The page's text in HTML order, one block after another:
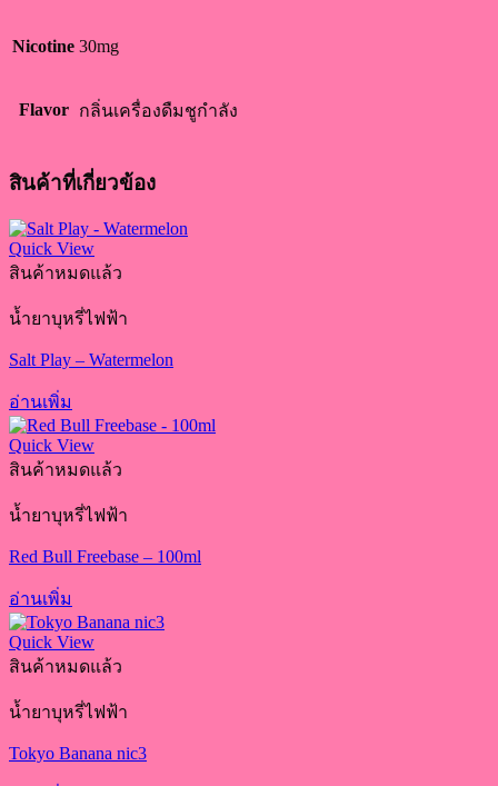
Nicotine 30mg
Flavor กลิ่นเครื่องดืมชูกำลัง
สินค้าที่เกี่ยวข้อง
Quick View
สินค้าหมดแล้ว
น้ำยาบุหรี่ไฟฟ้า
Salt Play – Watermelon
อ่านเพิ่ม
Quick View
สินค้าหมดแล้ว
น้ำยาบุหรี่ไฟฟ้า
Red Bull Freebase – 100ml
อ่านเพิ่ม
Quick View
สินค้าหมดแล้ว
น้ำยาบุหรี่ไฟฟ้า
Tokyo Banana nic3